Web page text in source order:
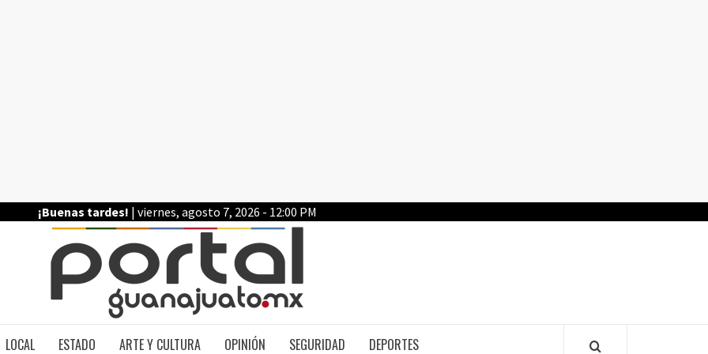
¡Buenas tardes! | viernes, agosto 7, 2026 - 12:00 PM
LOCAL ESTADO ARTE Y CULTURA OPINIÓN SEGURIDAD DEPORTES